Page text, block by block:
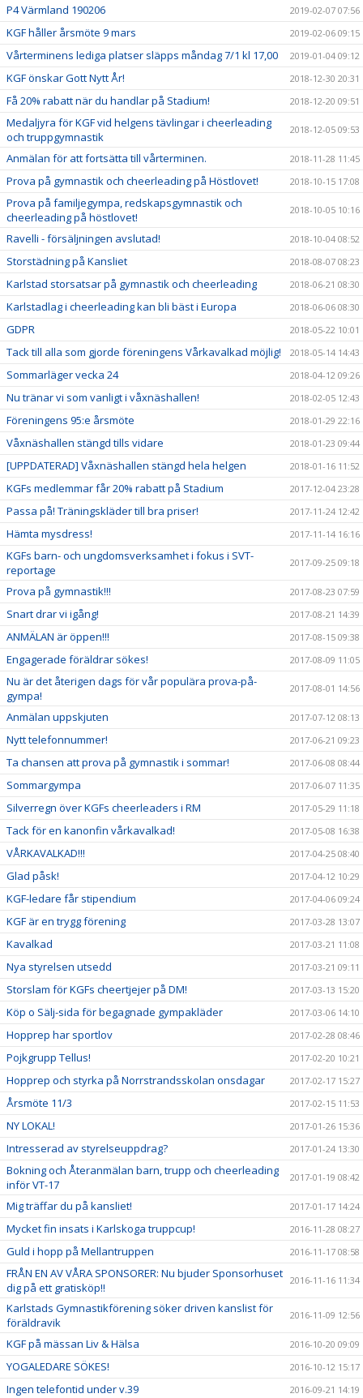
P4 Värmland 190206 2019-02-07 07:56
KGF håller årsmöte 9 mars 2019-02-06 09:15
Vårterminens lediga platser släpps måndag 7/1 kl 17,00 2019-01-04 09:12
KGF önskar Gott Nytt År! 2018-12-30 20:31
Få 20% rabatt när du handlar på Stadium! 2018-12-20 09:51
Medaljyra för KGF vid helgens tävlingar i cheerleading
och truppgymnastik
2018-12-05 09:53
Anmälan för att fortsätta till vårterminen. 2018-11-28 11:45
Prova på gymnastik och cheerleading på Höstlovet! 2018-10-15 17:08
Prova på familjegympa, redskapsgymnastik och
cheerleading på höstlovet!
2018-10-05 10:16
Ravelli - försäljningen avslutad! 2018-10-04 08:52
Storstädning på Kansliet 2018-08-07 08:23
Karlstad storsatsar på gymnastik och cheerleading 2018-06-21 08:30
Karlstadlag i cheerleading kan bli bäst i Europa 2018-06-06 08:30
GDPR 2018-05-22 10:01
Tack till alla som gjorde föreningens Vårkavalkad möjlig! 2018-05-14 14:43
Sommarläger vecka 24 2018-04-12 09:26
Nu tränar vi som vanligt i våxnäshallen! 2018-02-05 12:43
Föreningens 95:e årsmöte 2018-01-29 22:16
Våxnäshallen stängd tills vidare 2018-01-23 09:44
[UPPDATERAD] Våxnäshallen stängd hela helgen 2018-01-16 11:52
KGFs medlemmar får 20% rabatt på Stadium 2017-12-04 23:28
Passa på! Träningskläder till bra priser! 2017-11-24 12:42
Hämta mysdress! 2017-11-14 16:16
KGFs barn- och ungdomsverksamhet i fokus i SVT-
reportage
2017-09-25 09:18
Prova på gymnastik!!! 2017-08-23 07:59
Snart drar vi igång! 2017-08-21 14:39
ANMÄLAN är öppen!!! 2017-08-15 09:38
Engagerade föräldrar sökes! 2017-08-09 11:05
Nu är det återigen dags för vår populära prova-på-
gympa!
2017-08-01 14:56
Anmälan uppskjuten 2017-07-12 08:13
Nytt telefonnummer! 2017-06-21 09:23
Ta chansen att prova på gymnastik i sommar! 2017-06-08 08:44
Sommargympa 2017-06-07 11:35
Silverregn över KGFs cheerleaders i RM 2017-05-29 11:18
Tack för en kanonfin vårkavalkad! 2017-05-08 16:38
VÅRKAVALKAD!!! 2017-04-25 08:40
Glad påsk! 2017-04-12 10:29
KGF-ledare får stipendium 2017-04-06 09:24
KGF är en trygg förening 2017-03-28 13:07
Kavalkad 2017-03-21 11:08
Nya styrelsen utsedd 2017-03-21 09:11
Storslam för KGFs cheertjejer på DM! 2017-03-13 15:20
Köp o Sälj-sida för begagnade gympakläder 2017-03-06 14:10
Hopprep har sportlov 2017-02-28 08:46
Pojkgrupp Tellus! 2017-02-20 10:21
Hopprep och styrka på Norrstrandsskolan onsdagar 2017-02-17 15:27
Årsmöte 11/3 2017-02-15 11:53
NY LOKAL! 2017-01-26 15:36
Intresserad av styrelseuppdrag? 2017-01-24 13:30
Bokning och Återanmälan barn, trupp och cheerleading
inför VT-17
2017-01-19 08:42
Mig träffar du på kansliet! 2017-01-17 14:24
Mycket fin insats i Karlskoga truppcup! 2016-11-28 08:27
Guld i hopp på Mellantruppen 2016-11-17 08:58
FRÅN EN AV VÅRA SPONSORER: Nu bjuder Sponsorhuset
dig på ett gratisköp!!
2016-11-16 11:34
Karlstads Gymnastikförening söker driven kanslist för
föräldravik
2016-11-09 12:56
KGF på mässan Liv & Hälsa 2016-10-20 09:09
YOGALEDARE SÖKES! 2016-10-12 15:17
Ingen telefontid under v.39 2016-09-21 14:19